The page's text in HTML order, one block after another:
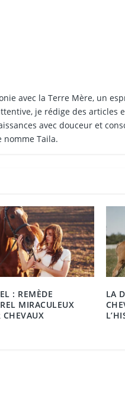
avec la Terre Mère, un
je rédige des
avec douceur et
nomme Taila.
: REMÈDE
MIRACULEUX
CHEVAUX
LA